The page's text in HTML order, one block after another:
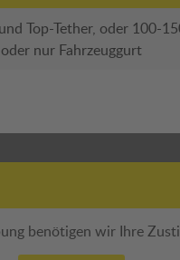
Top-Tether, oder 100-
oder nur Fahrzeuggurt
benötigen wir Ihre